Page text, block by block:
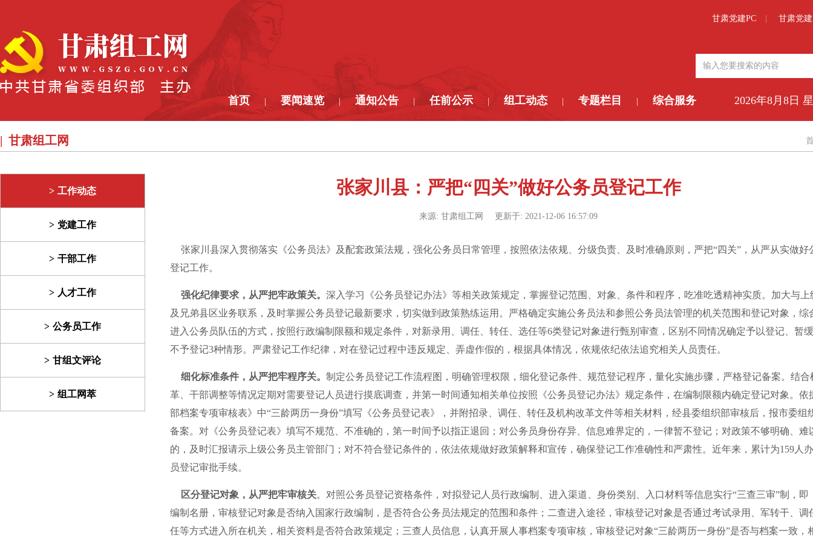
甘肃党建PC 甘肃党
首页 要闻速览 | 通知公告 | 任前公示 | 组工动态 专题栏目 综合服务 2026年8月8日
甘肃组工网
工作动态
党建工作
干部工作
人才工作
公务员工作
甘组文评论
组工网萃
张家川县：严把“四关”做好公务员登记工作
来源: 甘肃组工网 更新于: 2021-12-06 16:57:09
张家川县深入贯彻落实《公务员法》及配套政策法规，强化公务员日常管理，按照依法依规、分级负责、及时准确原则，严把“四关”，从严从实做好
登记工作。
强化纪律要求，从严把牢政策关。 深入学习《公务员登记办法》等相关政策规定，掌握登记范围、对象、条件和程序，吃准吃透精神实质。加大与上
及兄弟县区业务联系，及时掌握公务员登记最新要求，切实做到政策熟练运用。严格确定实施公务员法和参照公务员法管理的机关范围和登记对象，综
进入公务员队伍的方式，按照行政编制限额和规定条件，对新录用、调任、转任、选任等6类登记对象进行甄别审查，区别不同情况确定予以登记、暂
不予登记3种情形。严肃登记工作纪律，对在登记过程中违反规定、弄虚作假的，根据具体情况，依规依纪依法追究相关人员责任。
细化标准条件，从严把牢程序关。 制定公务员登记工作流程图，明确管理权限，细化登记条件、规范登记程序，量化实施步骤，严格登记备案。结合
革、干部调整等情况定期对需要登记人员进行摸底调查，并第一时间通知相关单位按照《公务员登记办法》规定条件，在编制限额内确定登记对象。依
部档案专项审核表》中“三龄两历一身份”填写《公务员登记表》，并附招录、调任、转任及机构改革文件等相关材料，经县委组织部审核后，报市委组
备案。对《公务员登记表》填写不规范、不准确的，第一时间予以指正退回；对公务员身份存异、信息难界定的，一律暂不登记；对政策不够明确、难
的，及时汇报请示上级公务员主管部门；对不符合登记条件的，依法依规做好政策解释和宣传，确保登记工作准确性和严肃性。近年来，累计为159人
员登记审批手续。
区分登记对象，从严把牢审核关。对照公务员登记资格条件，对拟登记人员行政编制、进入渠道、身份类别、入口材料等信息实行“三查三审”制，即
编制名册，审核登记对象是否纳入国家行政编制，是否符合公务员法规定的范围和条件；二查进入途径，审核登记对象是否通过考试录用、军转干、调
任等方式进入所在机关，相关资料是否符合政策规定；三查人员信息，认真开展人事档案专项审核，审核登记对象“三龄两历一身份”是否与档案一致，